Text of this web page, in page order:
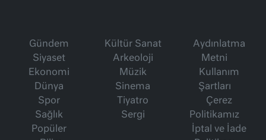
Gündem
Siyaset
Ekonomi
Dünya
Spor
Sağlık
Popüler
Kültür Sanat
Arkeoloji
Müzik
Sinema
Tiyatro
Sergi
Aydınlatma
Metni
Kullanım
Şartları
Çerez
Politikamız
İptal ve İade